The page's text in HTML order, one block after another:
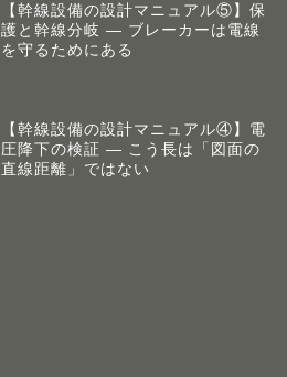
【幹線設備の設計マニュアル⑤】保
護と幹線分岐 ― ブレーカーは電線
を守るためにある
【幹線設備の設計マニュアル④】電
圧降下の検証 ― こう長は「図面の
直線距離」ではない